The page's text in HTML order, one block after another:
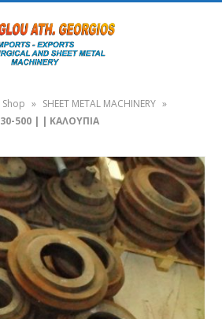
Shop » SHEET METAL MACHINERY »
30-500 | | ΚΑΛΟΥΠΙΑ